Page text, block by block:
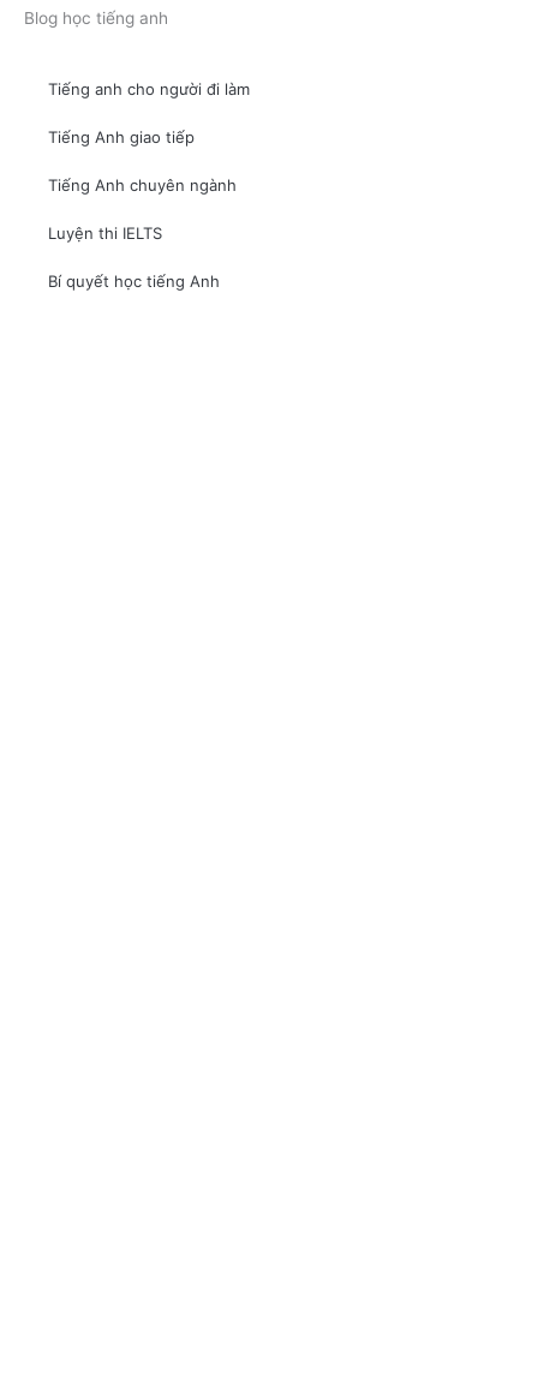
Blog học tiếng anh
Tiếng anh cho người đi làm
Tiếng Anh giao tiếp
Tiếng Anh chuyên ngành
Luyện thi IELTS
Bí quyết học tiếng Anh